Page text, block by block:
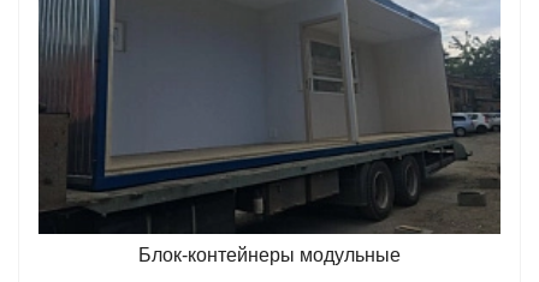
Блок-контейнеры модульные